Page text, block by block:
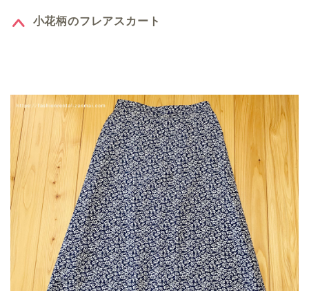
小花柄のフレアスカート